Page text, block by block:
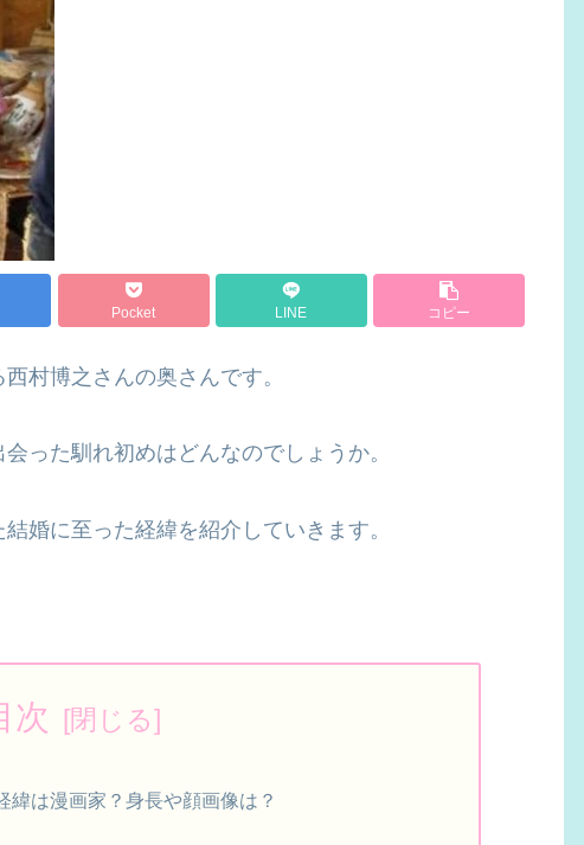
Pocket LINE コピー
村博之さんの奥さんです。
った馴れ初めはどんなのでしょうか。
婚に至った経緯を紹介していきます。
次
は漫画家？身長や顔画像は？